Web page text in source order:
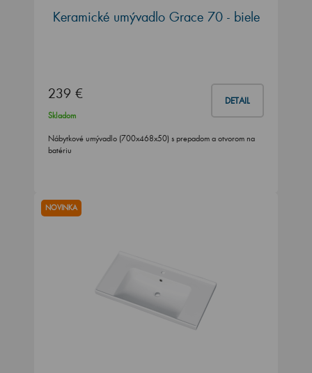
Keramické umývadlo Grace 70 - biele
239 € DETAIL
Skladom
Nábytkové umývadlo (700x468x50) s prepadom a otvorom na
batériu
NOVINKA